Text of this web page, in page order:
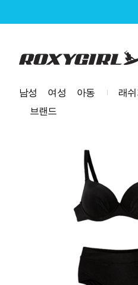
로고
남성 여성 아동 래
브랜드